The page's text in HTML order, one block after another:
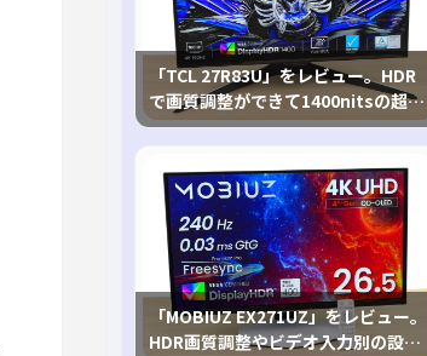
「TCL 27R83U」をレビュー。HDR
で画質調整ができて1400nitsの超高
輝度も発揮！
「MOBIUZ EX271UZ」をレビュー。
HDR画質調整やビデオ入力別の設定